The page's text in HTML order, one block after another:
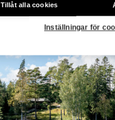
Tillåt alla cookies
Inställningar för